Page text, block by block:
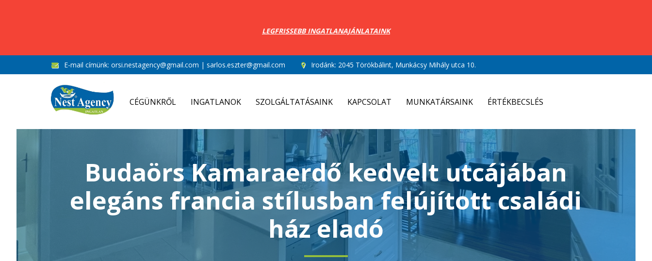
LEGFRISSEBB INGATLANAJÁNLATAINK
E-mail címünk: orsi.nestagency@gmail.com | sarlos.eszter@gmail.com Irodánk: 2045 Törökbálint, Munkácsy Mihály utca 10.
CÉGÜNKRŐL INGATLANOK SZOLGÁLTATÁSAINK KAPCSOLAT MUNKATÁRSAINK ÉRTÉKBECSLÉS
Budaörs Kamaraerdő kedvelt utcájában
elegáns francia stílusban felújított családi
ház eladó